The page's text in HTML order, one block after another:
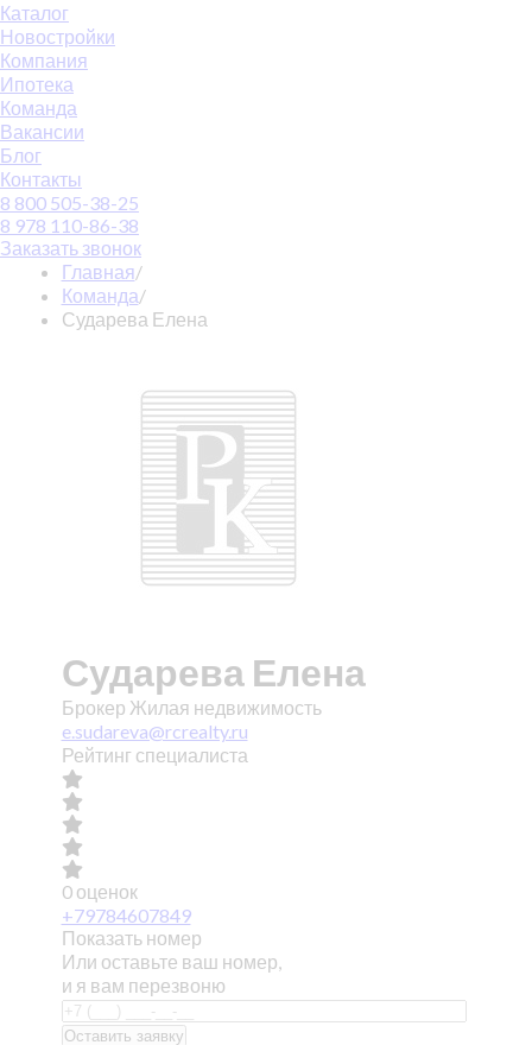
Каталог
Новостройки
Компания
Ипотека
Команда
Вакансии
Блог
Контакты
8 800 505-38-25
8 978 110-86-38
Заказать звонок
Главная/
Команда/
Сударева Елена
Сударева Елена
Брокер Жилая недвижимость
e.sudareva@rcrealty.ru
Рейтинг специалиста
0 оценок
+79784607849
Показать номер
Или оставьте ваш номер,
и я вам перезвоню